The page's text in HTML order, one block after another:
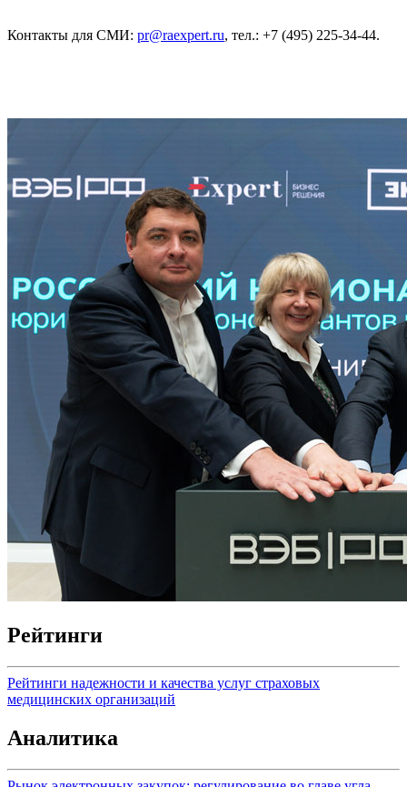
Контакты для СМИ: pr@raexpert.ru, тел.: +7 (495) 225-34-44.
Рейтинги
Рейтинги надежности и качества услуг страховых
медицинских организаций
Аналитика